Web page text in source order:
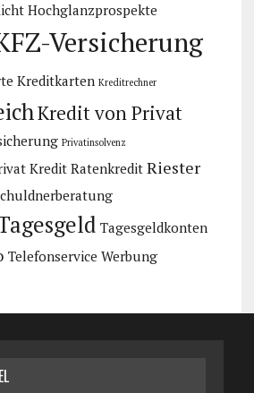
Hochglanzprospekte
Versicherung
Kreditkarten Kreditrechner
Kredit von Privat
Privatinsolvenz
Kredit Ratenkredit Riester
Tagesgeldkonten
Telefonservice Werbung